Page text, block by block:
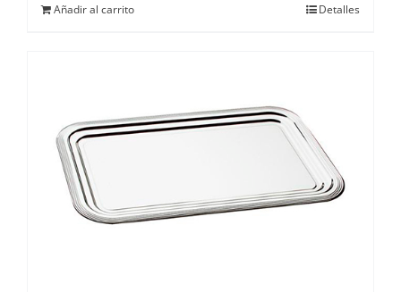
Añadir al carrito Detalles